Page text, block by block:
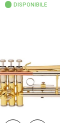
DISPONIBILE